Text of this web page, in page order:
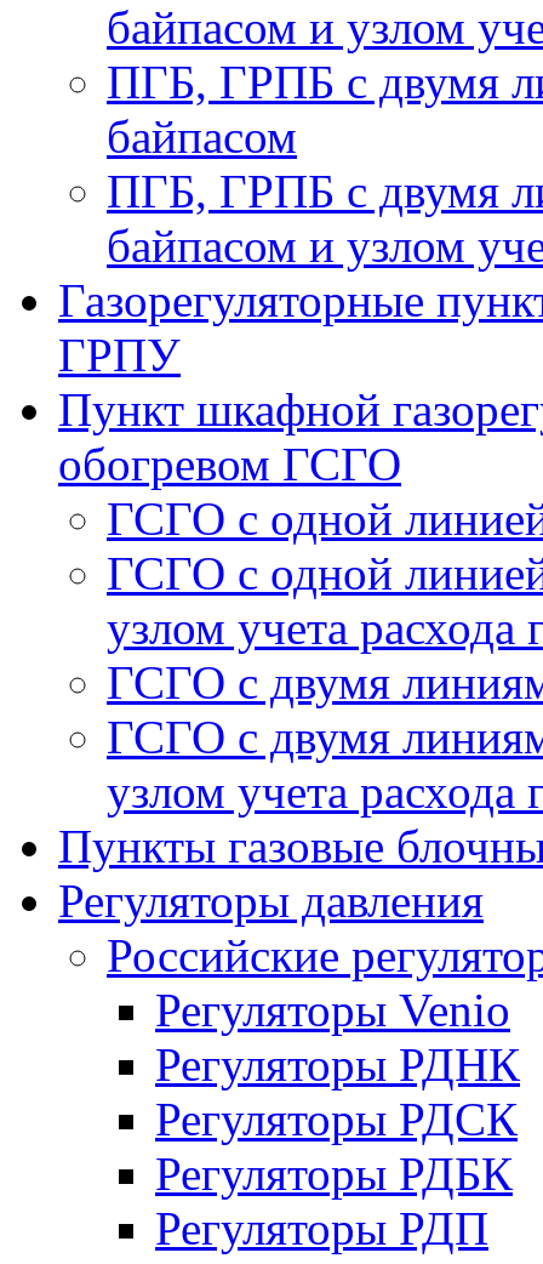
байпасом и узлом
ПГБ, ГРПБ с двумя
байпасом
ПГБ, ГРПБ с двумя
байпасом и узлом
Газорегуляторные
ГРПУ
Пункт шкафной
обогревом ГСГО
ГСГО с одной
ГСГО c одной
узлом учета расхода
ГСГО с двумя
ГСГО с двумя
узлом учета расхода
Пункты газовые
Регуляторы давления
Российские
Регуляторы Venio
Регуляторы РДНК
Регуляторы РДСК
Регуляторы РДБК
Регуляторы РДП